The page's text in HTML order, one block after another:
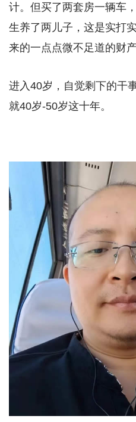
计。但买了两套房一辆车
生养了两儿子，这是实打
来的一点点微不足道的财产
进入40岁，自觉剩下的干
就40岁-50岁这十年。